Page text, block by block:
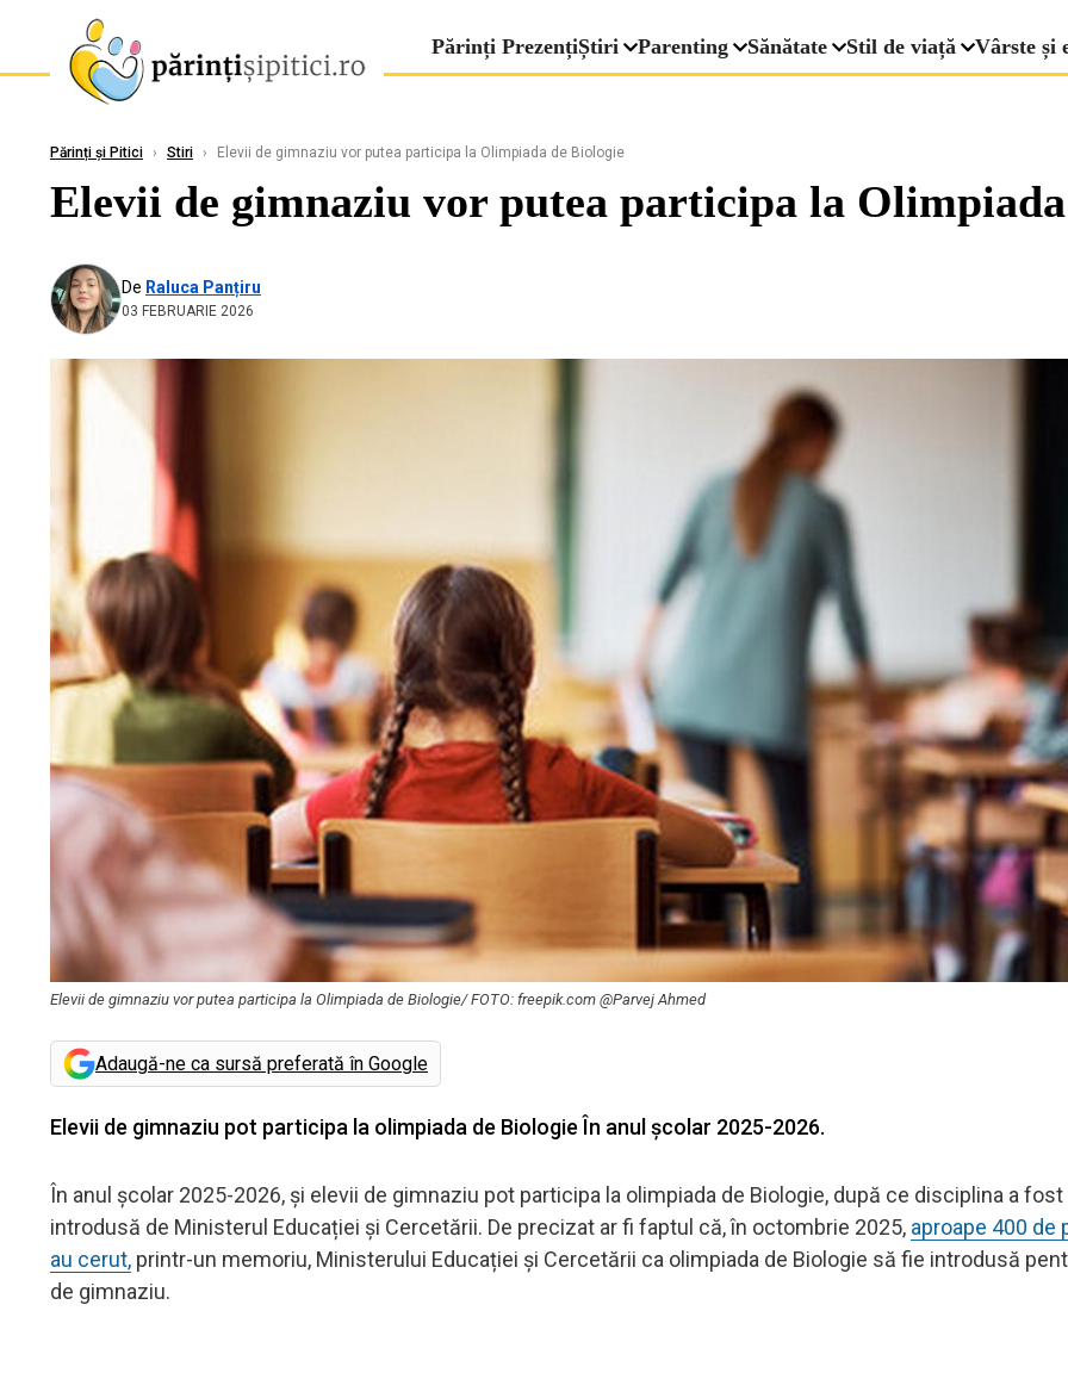
Părinți PrezențiȘtiri Parenting Sănătate Stil de viață Vârste și
Părinți și Pitici › Stiri › Elevii de gimnaziu vor putea participa la Olimpiada de Biologie
Elevii de gimnaziu vor putea participa la
De Raluca Panțiru
03 FEBRUARIE 2026
Elevii de gimnaziu vor putea participa la Olimpiada de Biologie/ FOTO: freepik.com @Parvej Ahmed
Adaugă-ne ca sursă preferată în Google
Elevii de gimnaziu pot participa la olimpiada de Biologie În anul școlar 2025-2026.
În anul școlar 2025-2026, și elevii de gimnaziu pot participa la olimpiada de Biologie, după ce disciplina a fost
introdusă de Ministerul Educației și Cercetării. De precizat ar fi faptul că, în octombrie 2025, aproape 400 de
au cerut, printr-un memoriu, Ministerului Educației și Cercetării ca olimpiada de Biologie să fie introdusă
de gimnaziu.